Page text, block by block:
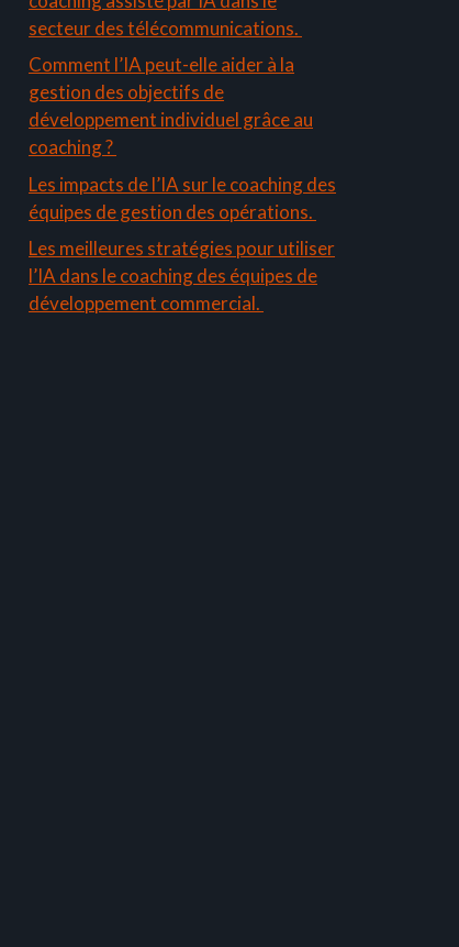
secteur des télécommunications.
Comment l’IA peut-elle aider à la
gestion des objectifs de
développement individuel grâce au
coaching ?
Les impacts de l’IA sur le coaching des
équipes de gestion des opérations.
Les meilleures stratégies pour utiliser
l’IA dans le coaching des équipes de
développement commercial.